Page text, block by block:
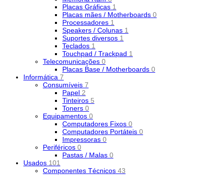
Placas Gráficas 1
Placas mães / Motherboards 0
Processadores 1
Speakers / Colunas 1
Suportes diversos 1
Teclados 1
Touchpad / Trackpad 1
Telecomunicações 0
Placas Base / Motherboards 0
Informática 7
Consumíveis 7
Papel 2
Tinteiros 5
Toners 0
Equipamentos 0
Computadores Fixos 0
Computadores Portáteis 0
Impressoras 0
Periféricos 0
Pastas / Malas 0
Usados 101
Componentes Técnicos 43